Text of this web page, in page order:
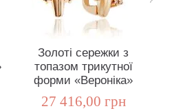
Золоті сережки з
топазом трикутної
форми «Вероніка»
27 416,00 грн